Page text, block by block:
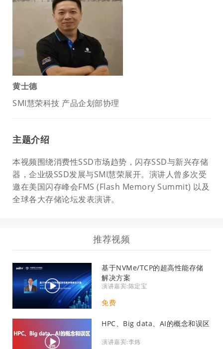
黄士德
SMI慧荣科技 产品企划部协理
主题介绍
本视频围绕消费性SSD市场趋势，闪存SSD与新兴存储
器，企业级SSD发展与SMI慧荣展开。演讲人曾多次受
邀在美国闪存峰会FMS (Flash Memory Summit) 以及
全球各大存储论坛发表演讲。
推荐视频
基于NVMe/TCP的超高性能存储
解决方案
演讲嘉宾:陈定宝
免费
HPC、Big data、AI的概念和误区
演讲嘉宾:李炜